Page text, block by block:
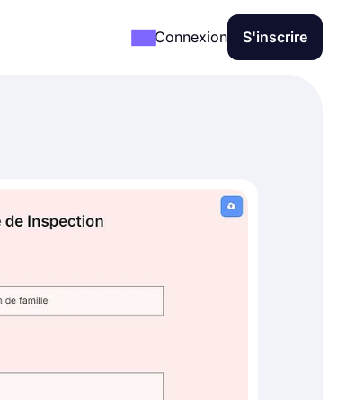
Connexion S'inscrire